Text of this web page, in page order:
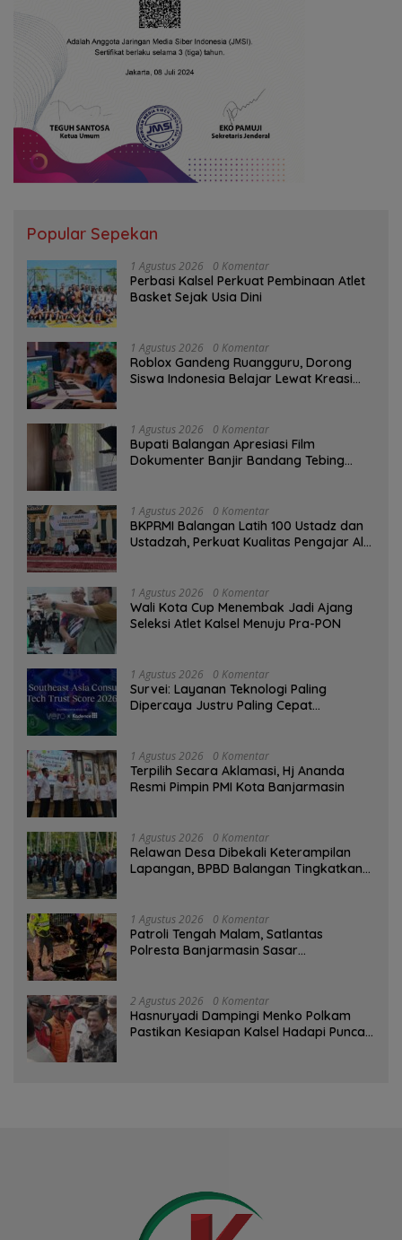
Popular Sepekan
1 Agustus 2026 0 Komentar
Perbasi Kalsel Perkuat Pembinaan Atlet
Basket Sejak Usia Dini
1 Agustus 2026 0 Komentar
Roblox Gandeng Ruangguru, Dorong
Siswa Indonesia Belajar Lewat Kreasi
1 Agustus 2026 0 Komentar
Bupati Balangan Apresiasi Film
Dokumenter Banjir Bandang Tebing
1 Agustus 2026 0 Komentar
BKPRMI Balangan Latih 100 Ustadz dan
Ustadzah, Perkuat Kualitas Pengajar Al-
1 Agustus 2026 0 Komentar
Wali Kota Cup Menembak Jadi Ajang
Seleksi Atlet Kalsel Menuju Pra-PON
1 Agustus 2026 0 Komentar
Survei: Layanan Teknologi Paling
Dipercaya Justru Paling Cepat
1 Agustus 2026 0 Komentar
‎Terpilih Secara Aklamasi, Hj Ananda
Resmi Pimpin PMI Kota Banjarmasin
1 Agustus 2026 0 Komentar
Relawan Desa Dibekali Keterampilan
Lapangan, BPBD Balangan Tingkatkan
1 Agustus 2026 0 Komentar
Patroli Tengah Malam, Satlantas
Polresta Banjarmasin Sasar
2 Agustus 2026 0 Komentar
Hasnuryadi Dampingi Menko Polkam
Pastikan Kesiapan Kalsel Hadapi Puncak